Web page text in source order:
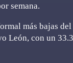
semana.
más bajas del
León, con un